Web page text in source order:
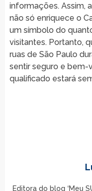
informações. Assim,
não só enriquece o
um símbolo do
visitantes. Portanto,
ruas de São Paulo
sentir seguro e bem-
qualificado estará
Editora do blog ‘Meu